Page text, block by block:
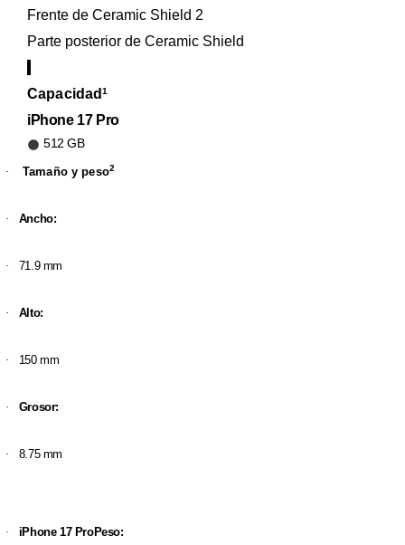
Frente de Ceramic Shield 2
Parte posterior de Ceramic Shield
Capacidad1
iPhone 17 Pro
512 GB
· Tamaño y peso2
· Ancho:
· 71.9 mm
· Alto:
· 150 mm
· Grosor:
· 8.75 mm
· iPhone 17 ProPeso: